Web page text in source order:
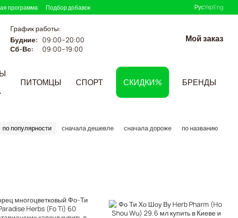
программа Подбор добавок РусУкрEng
График работы:
Будние: 09:00–20:00
Сб-Вс:
09:00–19:00
Мой заказ
ПИТОМЦЫ СПОРТ СКИДКИ% БРЕНДЫ
по популярности сначала дешевле сначала дороже по названию